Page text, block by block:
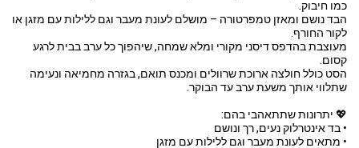
הבד נושם ומאזן טמפרטורה – מושלם לעונת מעבר וגם ללילות עם מזגן או
מעוצבת בהדפס דיסני מקורי ומלא שמחה, שיהפוך כל ערב בבית לרגע
הסט כולל חולצה ארוכת שרוולים ומכנס תואם, בגזרה מחמיאה ונעימה